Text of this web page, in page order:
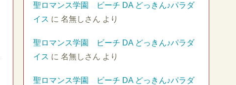
聖ロマンス学園 ビーチ DA どっきん♪パラダ
イス に 名無しさん より
聖ロマンス学園 ビーチ DA どっきん♪パラダ
イス に 名無しさん より
聖ロマンス学園 ビーチ DA どっきん♪パラダ